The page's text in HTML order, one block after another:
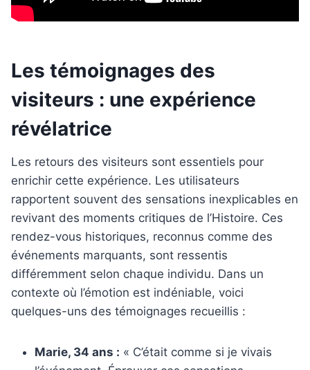
Les témoignages des
visiteurs : une expérience
révélatrice
Les retours des visiteurs sont essentiels pour
enrichir cette expérience. Les utilisateurs
rapportent souvent des sensations inexplicables en
revivant des moments critiques de l’Histoire. Ces
rendez-vous historiques, reconnus comme des
événements marquants, sont ressentis
différemment selon chaque individu. Dans un
contexte où l’émotion est indéniable, voici
quelques-uns des témoignages recueillis :
Marie, 34 ans : « C’était comme si je vivais